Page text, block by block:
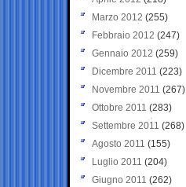
Marzo 2012 (255)
Febbraio 2012 (247)
Gennaio 2012 (259)
Dicembre 2011 (223)
Novembre 2011 (267)
Ottobre 2011 (283)
Settembre 2011 (268)
Agosto 2011 (155)
Luglio 2011 (204)
Giugno 2011 (262)